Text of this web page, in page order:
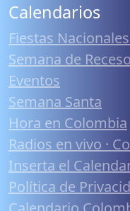
Calendarios
Fiestas
Semana de
Eventos
Semana Santa
Hora en Colombia
Radios en vivo ·
Inserta el
Política de